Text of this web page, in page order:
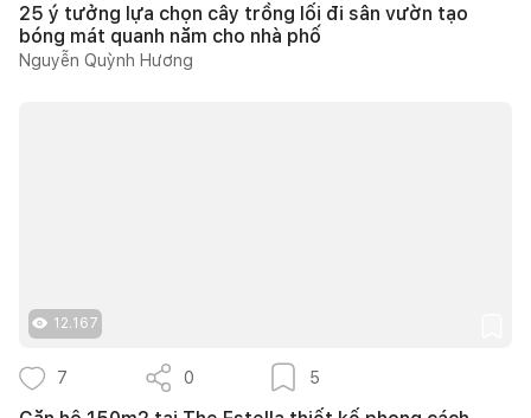
25 ý tưởng lựa chọn cây trồng lối đi sân vườn tạo
bóng mát quanh năm cho nhà phố
Nguyễn Quỳnh Hương
12.167
7 0 5